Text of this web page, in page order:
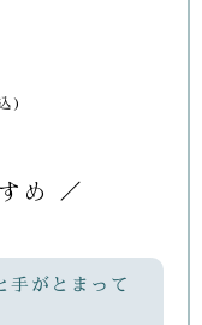
)
め ／
手がとまって